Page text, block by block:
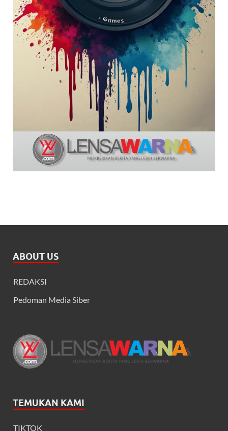
ABOUT US
REDAKSI
Pedoman Media Siber
TEMUKAN KAMI
TIKTOK